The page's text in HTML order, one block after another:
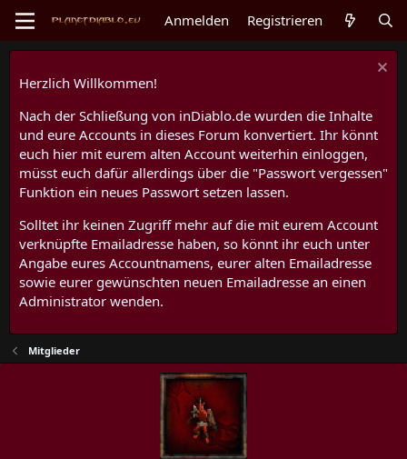
Anmelden Registrieren
Herzlich Willkommen!
Nach der Schließung von inDiablo.de wurden die Inhalte
und eure Accounts in dieses Forum konvertiert. Ihr könnt
euch hier mit eurem alten Account weiterhin einloggen,
müsst euch dafür allerdings über die "Passwort vergessen"
Funktion ein neues Passwort setzen lassen.
Solltet ihr keinen Zugriff mehr auf die mit eurem Account
verknüpfte Emailadresse haben, so könnt ihr euch unter
Angabe eures Accountnamens, eurer alten Emailadresse
sowie eurer gewünschten neuen Emailadresse an einen
Administrator wenden.
Mitglieder